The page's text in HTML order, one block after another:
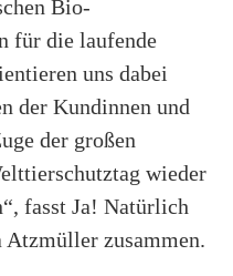
Bio-
für die laufende
uns dabei
der Kundinnen und
der großen
wieder
fasst Ja! Natürlich
zusammen.